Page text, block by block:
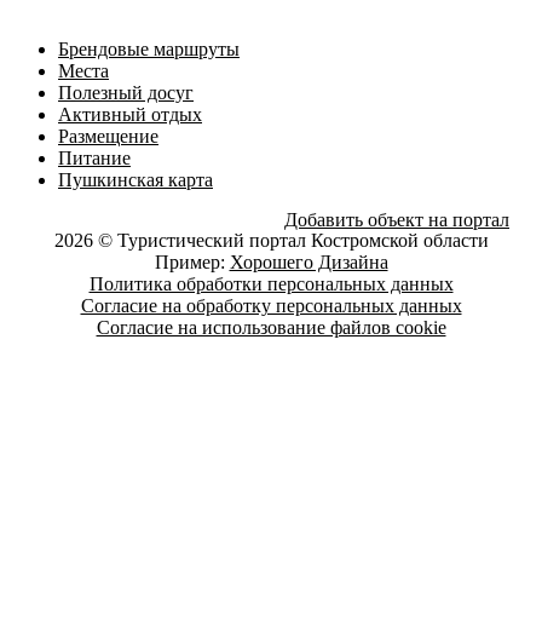
Брендовые маршруты
Места
Полезный досуг
Активный отдых
Размещение
Питание
Пушкинская карта
Добавить объект на портал
2026 © Туристический портал Костромской области
Пример: Хорошего Дизайна
Политика обработки персональных данных
Согласие на обработку персональных данных
Согласие на использование файлов cookie